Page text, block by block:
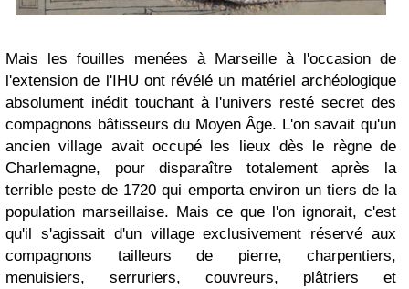
Mais les fouilles menées à Marseille à l'occasion de
l'extension de l'IHU ont révélé un matériel archéologique
absolument inédit touchant à l'univers resté secret des
compagnons bâtisseurs du Moyen Âge. L'on savait qu'un
ancien village avait occupé les lieux dès le règne de
Charlemagne, pour disparaître totalement après la
terrible peste de 1720 qui emporta environ un tiers de la
population marseillaise. Mais ce que l'on ignorait, c'est
qu'il s'agissait d'un village exclusivement réservé aux
compagnons tailleurs de pierre, charpentiers,
menuisiers, serruriers, couvreurs, plâtriers et